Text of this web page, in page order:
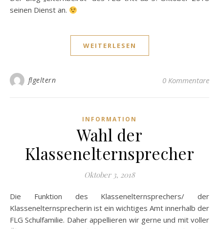
seinen Dienst an.
WEITERLESEN
flgeltern 0 Kommentare
INFORMATION
Wahl der
Klassenelternsprecher
Oktober 3, 2018
Die Funktion des Klassenelternsprechers/ der
Klassenelternsprecherin ist ein wichtiges Amt innerhalb der
FLG Schulfamilie. Daher appellieren wir gerne und mit voller